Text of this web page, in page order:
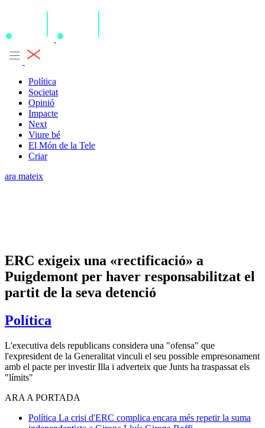
Política
Societat
Opinió
Impacte
Next
Viure bé
El Món de la Tele
Criar
ara mateix
ERC exigeix una «rectificació» a
Puigdemont per haver responsabilitzat el
partit de la seva detenció
Política
L'executiva dels republicans considera una "ofensa" que
l'expresident de la Generalitat vinculi el seu possible empresonament
amb el pacte per investir Illa i adverteix que Junts ha traspassat els
"límits"
ARA A PORTADA
Política La crisi d'ERC complica encara més repetir la suma